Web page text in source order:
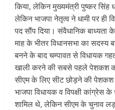
किया, लेकिन मुख्यमंत्री पुष्कर सिंह
लेकिन भाजपा नेतृत्व ने धामी पर ही
पद सौंप दिया। संवैधानिक बाध्यता
माह के भीतर विधानसभा का सदस्य
बनने के बाद चम्पावत से विधायक
खाली करने की सबसे पहले पेशकश
सीएम के लिए सीट छोड़ने की पेशकश
भाजपा विधायक व विपक्षी कांग्रेस के
शामिल थे, लेकिन सीएम के चुनाव